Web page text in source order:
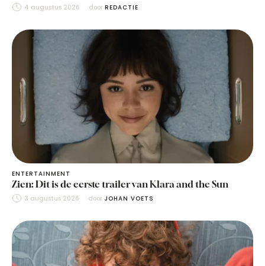
4 augustus 2026 door REDACTIE
ENTERTAINMENT
Zien: Dit is de eerste trailer van Klara and the Sun
3 augustus 2026 door JOHAN VOETS